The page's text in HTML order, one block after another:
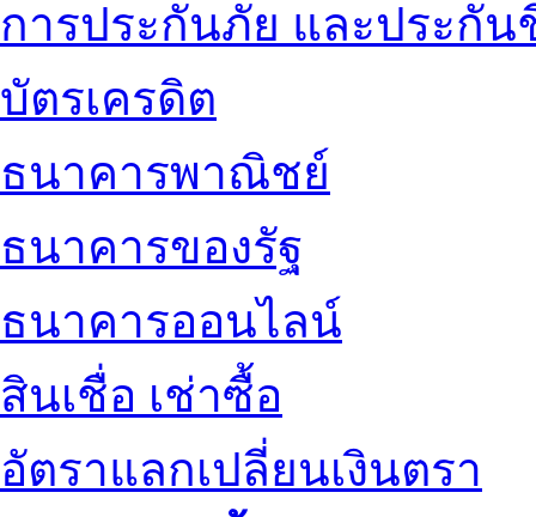
การประกันภัย และประกัน
บัตรเครดิต
ธนาคารพาณิชย์
ธนาคารของรัฐ
ธนาคารออนไลน์
สินเชื่อ เช่าซื้อ
อัตราแลกเปลี่ยนเงินตรา